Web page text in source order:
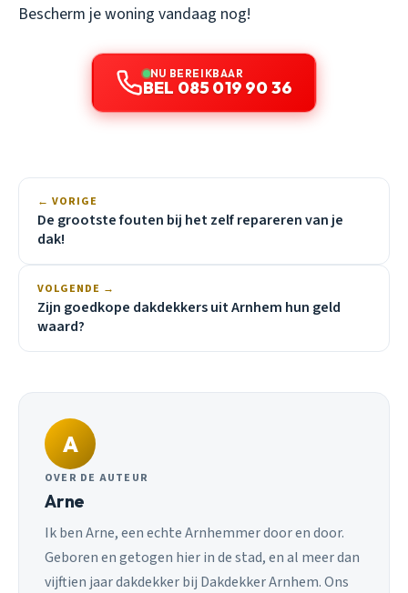
Bescherm je woning vandaag nog!
NU BEREIKBAAR
BEL 085 019 90 36
← VORIGE
De grootste fouten bij het zelf repareren van je
dak!
VOLGENDE →
Zijn goedkope dakdekkers uit Arnhem hun geld
waard?
A
OVER DE AUTEUR
Arne
Ik ben Arne, een echte Arnhemmer door en door.
Geboren en getogen hier in de stad, en al meer dan
vijftien jaar dakdekker bij Dakdekker Arnhem. Ons